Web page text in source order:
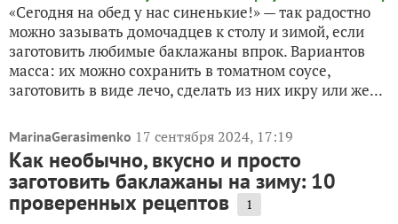
«Сегодня на обед у нас синенькие!» — так радостно
можно зазывать домочадцев к столу и зимой, если
заготовить любимые баклажаны впрок. Вариантов
масса: их можно сохранить в томатном соусе,
заготовить в виде лечо, сделать из них икру или же...
MarinaGerasimenko 17 сентября 2024, 17:19
Как необычно, вкусно и просто
заготовить баклажаны на зиму: 10
проверенных рецептов 1